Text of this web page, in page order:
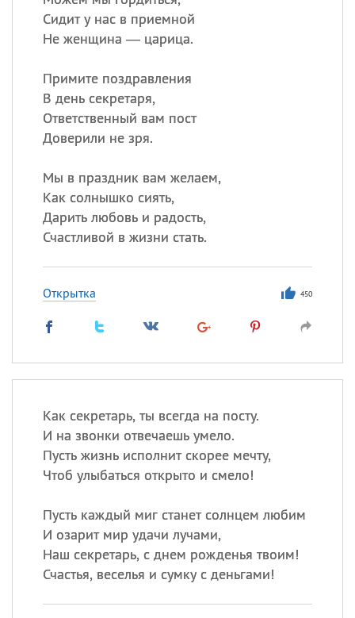
Сидит у нас в приемной
Не женщина — царица.
Примите поздравления
В день секретаря,
Ответственный вам пост
Доверили не зря.
Мы в праздник вам желаем,
Как солнышко сиять,
Дарить любовь и радость,
Счастливой в жизни стать.
Открытка 450
Как секретарь, ты всегда на посту.
И на звонки отвечаешь умело.
Пусть жизнь исполнит скорее мечту,
Чтоб улыбаться открыто и смело!
Пусть каждый миг станет солнцем любим
И озарит мир удачи лучами,
Наш секретарь, с днем рожденья твоим!
Счастья, веселья и сумку с деньгами!